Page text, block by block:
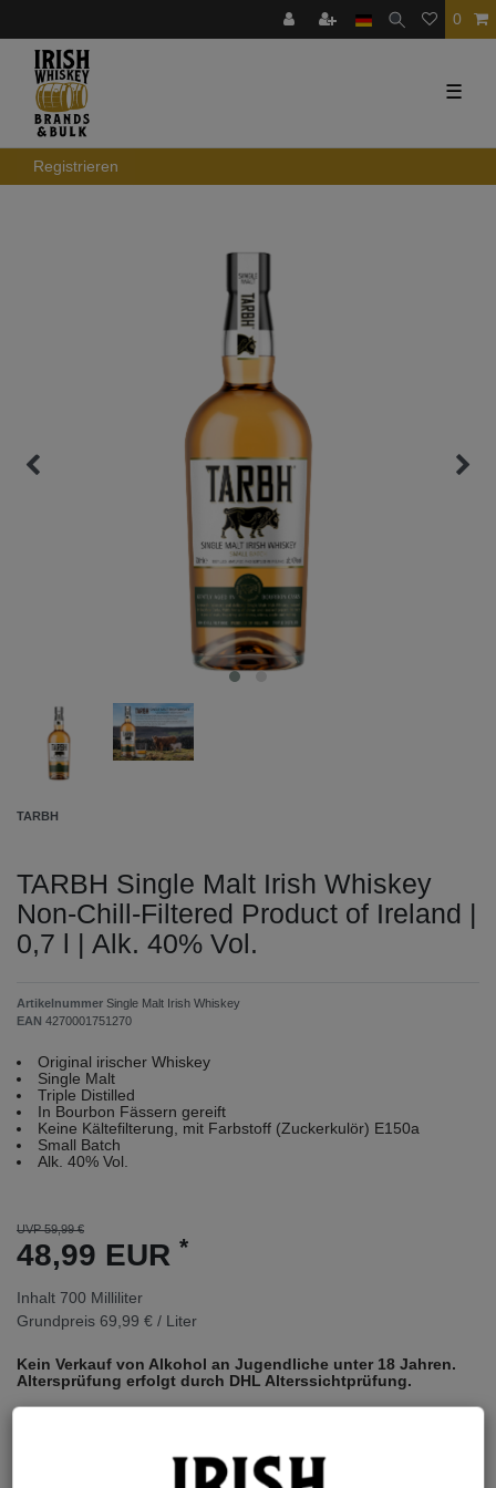
0
☰
Registrieren
TARBH
TARBH Single Malt Irish Whiskey
Non-Chill-Filtered Product of Ireland |
0,7 l | Alk. 40% Vol.
Artikelnummer Single Malt Irish Whiskey
EAN 4270001751270
Original irischer Whiskey
Single Malt
Triple Distilled
In Bourbon Fässern gereift
Keine Kältefilterung, mit Farbstoff (Zuckerkulör) E150a
Small Batch
Alk. 40% Vol.
UVP 59,99 €
48,99 EUR *
Inhalt 700 Milliliter
Grundpreis 69,99 € / Liter
Kein Verkauf von Alkohol an Jugendliche unter 18 Jahren.
Altersprüfung erfolgt durch DHL Alterssichtprüfung.